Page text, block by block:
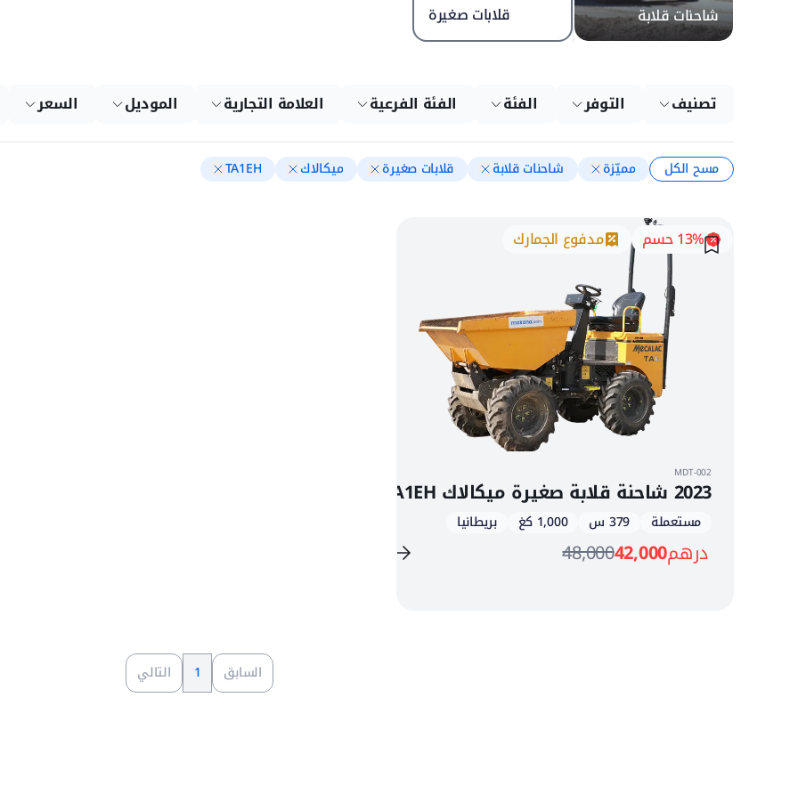
شاحنات قلابة قلابات صغيرة
تصنيف التوفر الفئة الفئة الفرعية العلامة التجارية الموديل السعر
مسح الكل مميّزة شاحنات قلابة قلابات صغيرة ميكالاك TA1EH
13% حسم مدفوع الجمارك
MDT-002
2023 شاحنة قلابة صغيرة ميكالاك TA1EH
مستعملة 379 س 1,000 كغ بريطانيا
درهم42,000
48,000
السابق 1 التالي